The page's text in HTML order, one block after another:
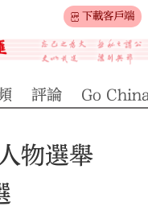
下載客戶端
評論 Go
物選舉